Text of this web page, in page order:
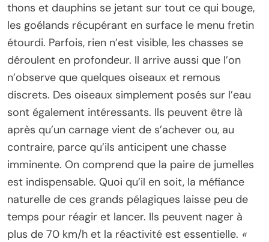
thons et dauphins se jetant sur tout ce qui bouge,
les goélands récupérant en surface le menu fretin
étourdi. Parfois, rien n’est visible, les chasses se
déroulent en profondeur. Il arrive aussi que l’on
n’observe que quelques oiseaux et remous
discrets. Des oiseaux simplement posés sur l’eau
sont également intéressants. Ils peuvent être là
après qu’un carnage vient de s’achever ou, au
contraire, parce qu’ils anticipent une chasse
imminente. On comprend que la paire de jumelles
est indispensable. Quoi qu’il en soit, la méfiance
naturelle de ces grands pélagiques laisse peu de
temps pour réagir et lancer. Ils peuvent nager à
plus de 70 km/h et la réactivité est essentielle. «